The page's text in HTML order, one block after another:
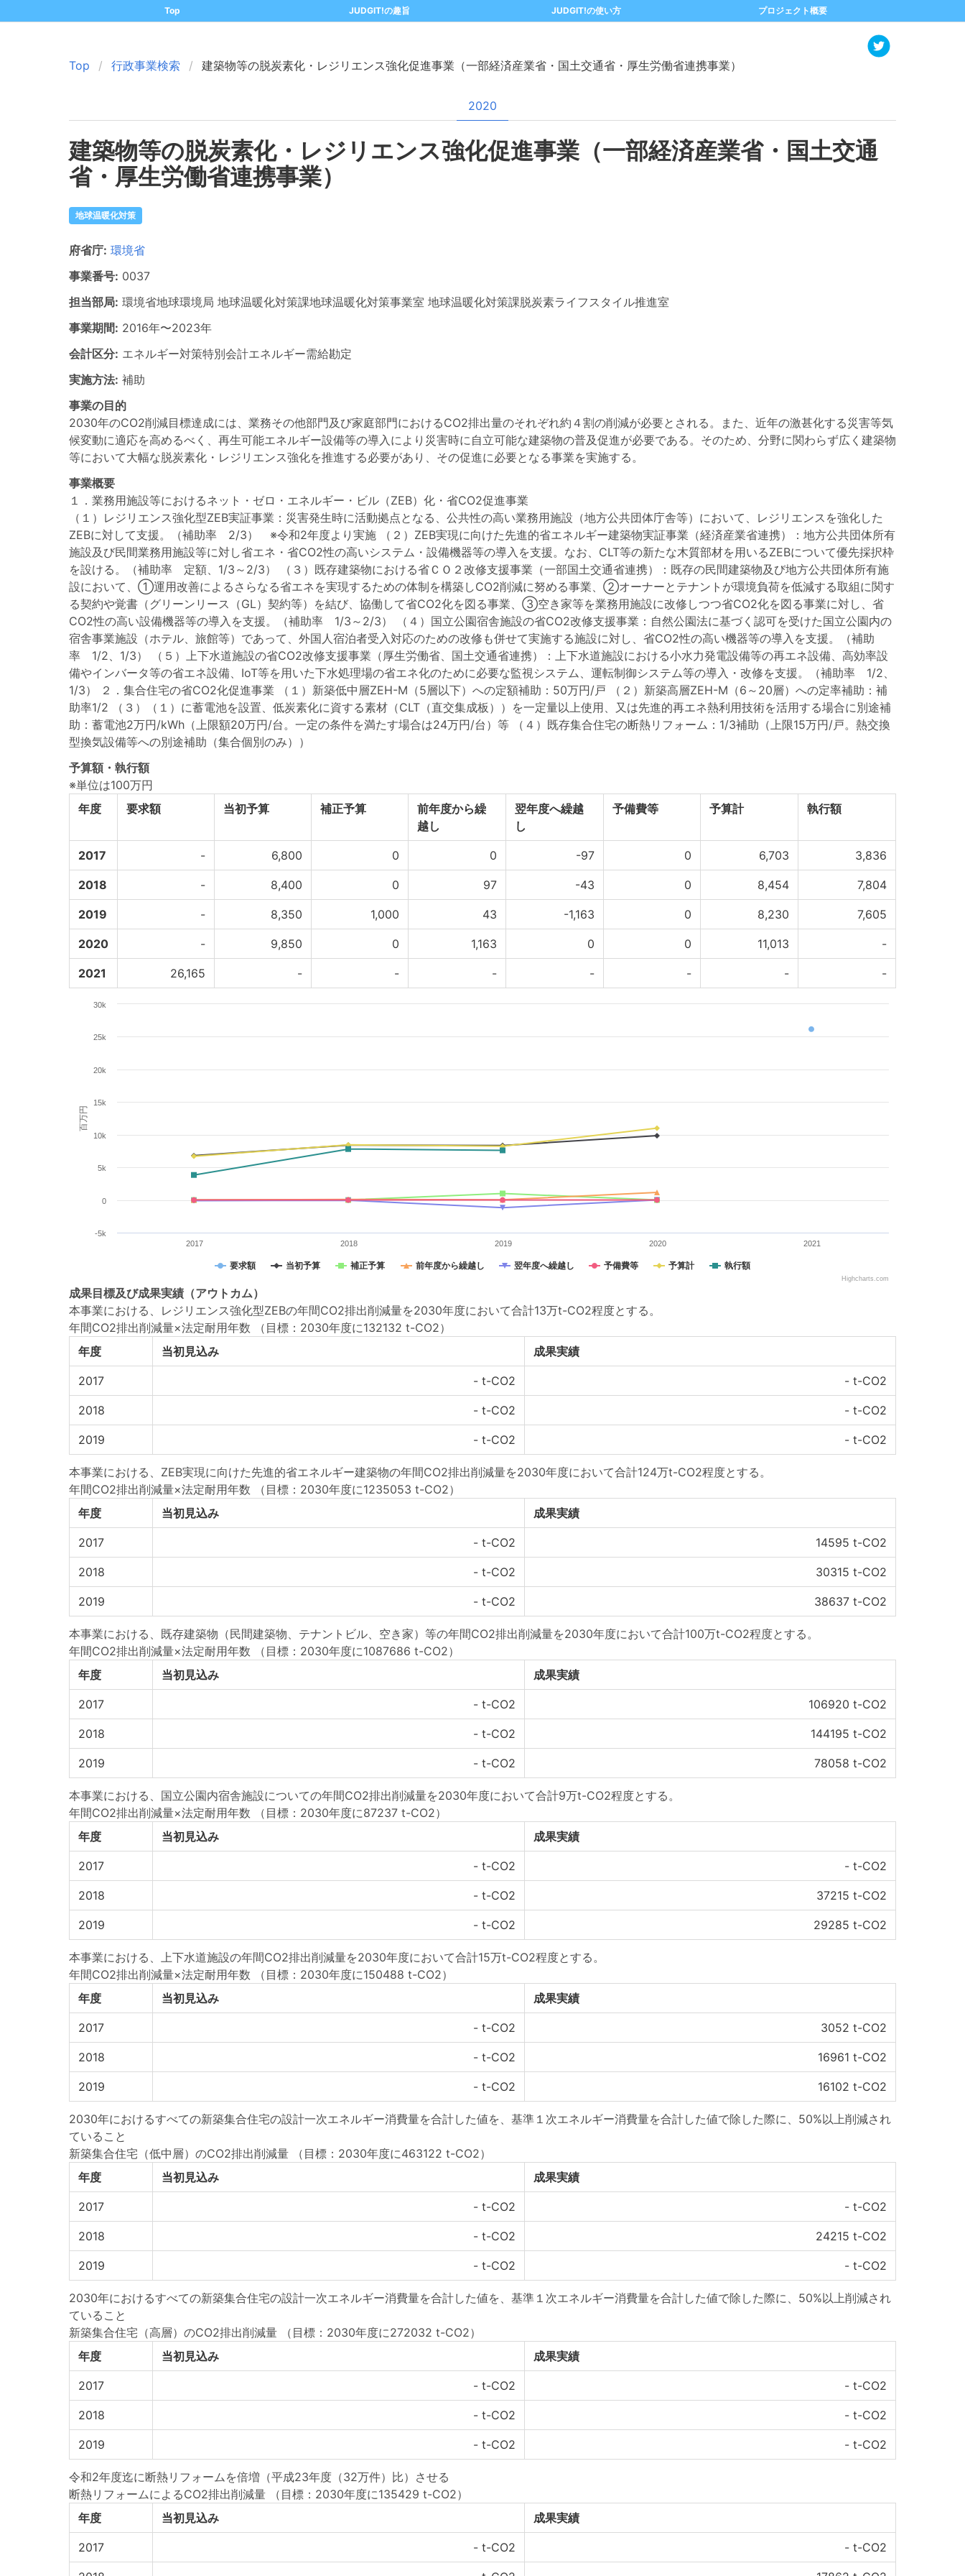
Top JUDGIT!の趣旨 JUDGIT!の使い方 プロジェクト概要
Top 行政事業検索 建築物等の脱炭素化・レジリエンス強化促進事業（一部経済産業省・国土交通省・厚生労働省連携事業）
2020
建築物等の脱炭素化・レジリエンス強化促進事業（一部経済産業省・国土交通
省・厚生労働省連携事業）
地球温暖化対策
府省庁: 環境省
事業番号: 0037
担当部局: 環境省地球環境局 地球温暖化対策課地球温暖化対策事業室 地球温暖化対策課脱炭素ライフスタイル推進室
事業期間: 2016年〜2023年
会計区分: エネルギー対策特別会計エネルギー需給勘定
実施方法: 補助
事業の目的
2030年のCO2削減目標達成には、業務その他部門及び家庭部門におけるCO2排出量のそれぞれ約４割の削減が必要とされる。また、近年の激甚化する災害等気
候変動に適応を高めるべく、再生可能エネルギー設備等の導入により災害時に自立可能な建築物の普及促進が必要である。そのため、分野に関わらず広く建築物
等において大幅な脱炭素化・レジリエンス強化を推進する必要があり、その促進に必要となる事業を実施する。
事業概要
１．業務用施設等におけるネット・ゼロ・エネルギー・ビル（ZEB）化・省CO2促進事業
（１）レジリエンス強化型ZEB実証事業：災害発生時に活動拠点となる、公共性の高い業務用施設（地方公共団体庁舎等）において、レジリエンスを強化した
ZEBに対して支援。（補助率 2/3） ※令和2年度より実施 （２）ZEB実現に向けた先進的省エネルギー建築物実証事業（経済産業省連携）：地方公共団体所有
施設及び民間業務用施設等に対し省エネ・省CO2性の高いシステム・設備機器等の導入を支援。なお、CLT等の新たな木質部材を用いるZEBについて優先採択枠
を設ける。（補助率 定額、1/3～2/3） （３）既存建築物における省ＣＯ２改修支援事業（一部国土交通省連携）：既存の民間建築物及び地方公共団体所有施
設において、①運用改善によるさらなる省エネを実現するための体制を構築しCO2削減に努める事業、②オーナーとテナントが環境負荷を低減する取組に関す
る契約や覚書（グリーンリース（GL）契約等）を結び、協働して省CO2化を図る事業、③空き家等を業務用施設に改修しつつ省CO2化を図る事業に対し、省
CO2性の高い設備機器等の導入を支援。（補助率 1/3～2/3） （４）国立公園宿舎施設の省CO2改修支援事業：自然公園法に基づく認可を受けた国立公園内の
宿舎事業施設（ホテル、旅館等）であって、外国人宿泊者受入対応のための改修も併せて実施する施設に対し、省CO2性の高い機器等の導入を支援。（補助
率 1/2、1/3） （５）上下水道施設の省CO2改修支援事業（厚生労働省、国土交通省連携）：上下水道施設における小水力発電設備等の再エネ設備、高効率設
備やインバータ等の省エネ設備、IoT等を用いた下水処理場の省エネ化のために必要な監視システム、運転制御システム等の導入・改修を支援。（補助率 1/2、
1/3） ２．集合住宅の省CO2化促進事業 （１）新築低中層ZEH-M（5層以下）への定額補助：50万円/戸 （２）新築高層ZEH-M（6～20層）への定率補助：補
助率1/2 （３）（１）に蓄電池を設置、低炭素化に資する素材（CLT（直交集成板））を一定量以上使用、又は先進的再エネ熱利用技術を活用する場合に別途補
助：蓄電池2万円/kWh（上限額20万円/台。一定の条件を満たす場合は24万円/台）等 （４）既存集合住宅の断熱リフォーム：1/3補助（上限15万円/戸。熱交換
型換気設備等への別途補助（集合個別のみ））
予算額・執行額
※単位は100万円
年度
要求額 当初予算 補正予算
前年度から繰
越し
翌年度へ繰越
し
予備費等 予算計 執行額
2017 - 6,800 0 0 -97 0 6,703 3,836
2018 - 8,400 0 97 -43 0 8,454 7,804
2019 - 8,350 1,000 43 -1,163 0 8,230 7,605
2020 - 9,850 0 1,163 0 0 11,013 -
2021 26,165 - - - - - - -
百万円
要求額 当初予算 補正予算 前年度から繰越し 翌年度へ繰越し 予備費等 予算計 執行額
2017 2018 2019 2020 2021
-5k
0
5k
10k
15k
20k
25k
30k
Highcharts.com
成果目標及び成果実績 （アウトカム）
本事業における、レジリエンス強化型ZEBの年間CO2排出削減量を2030年度において合計13万t-CO2程度とする。
年間CO2排出削減量×法定耐用年数
（目標：2030年度に132132 t-CO2）
年度
当初見込み 成果実績
2017 - t-CO2 - t-CO2
2018 - t-CO2 - t-CO2
2019 - t-CO2 - t-CO2
本事業における、ZEB実現に向けた先進的省エネルギー建築物の年間CO2排出削減量を2030年度において合計124万t-CO2程度とする。
年間CO2排出削減量×法定耐用年数
（目標：2030年度に1235053 t-CO2）
年度
当初見込み 成果実績
2017 - t-CO2 14595 t-CO2
2018 - t-CO2 30315 t-CO2
2019 - t-CO2 38637 t-CO2
本事業における、既存建築物（民間建築物、テナントビル、空き家）等の年間CO2排出削減量を2030年度において合計100万t-CO2程度とする。
年間CO2排出削減量×法定耐用年数
（目標：2030年度に1087686 t-CO2）
年度
当初見込み 成果実績
2017 - t-CO2 106920 t-CO2
2018 - t-CO2 144195 t-CO2
2019 - t-CO2 78058 t-CO2
本事業における、国立公園内宿舎施設についての年間CO2排出削減量を2030年度において合計9万t-CO2程度とする。
年間CO2排出削減量×法定耐用年数
（目標：2030年度に87237 t-CO2）
年度
当初見込み 成果実績
2017 - t-CO2 - t-CO2
2018 - t-CO2 37215 t-CO2
2019 - t-CO2 29285 t-CO2
本事業における、上下水道施設の年間CO2排出削減量を2030年度において合計15万t-CO2程度とする。
年間CO2排出削減量×法定耐用年数
（目標：2030年度に150488 t-CO2）
年度
当初見込み 成果実績
2017 - t-CO2 3052 t-CO2
2018 - t-CO2 16961 t-CO2
2019 - t-CO2 16102 t-CO2
2030年におけるすべての新築集合住宅の設計一次エネルギー消費量を合計した値を、基準１次エネルギー消費量を合計した値で除した際に、50%以上削減され
ていること
新築集合住宅（低中層）のCO2排出削減量
（目標：2030年度に463122 t-CO2）
年度
当初見込み 成果実績
2017 - t-CO2 - t-CO2
2018 - t-CO2 24215 t-CO2
2019 - t-CO2 - t-CO2
2030年におけるすべての新築集合住宅の設計一次エネルギー消費量を合計した値を、基準１次エネルギー消費量を合計した値で除した際に、50%以上削減され
ていること
新築集合住宅（高層）のCO2排出削減量
（目標：2030年度に272032 t-CO2）
年度
当初見込み 成果実績
2017 - t-CO2 - t-CO2
2018 - t-CO2 - t-CO2
2019 - t-CO2 - t-CO2
令和2年度迄に断熱リフォームを倍増（平成23年度（32万件）比）させる
断熱リフォームによるCO2排出削減量
（目標：2030年度に135429 t-CO2）
年度
当初見込み 成果実績
2017 - t-CO2 - t-CO2